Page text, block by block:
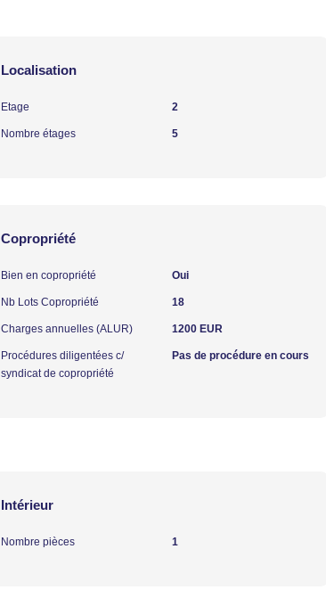
Localisation
Etage 2
Nombre étages 5
Copropriété
Bien en copropriété Oui
Nb Lots Copropriété 18
Charges annuelles (ALUR) 1200 EUR
Procédures diligentées c/
syndicat de copropriété
Pas de procédure en cours
Intérieur
Nombre pièces 1